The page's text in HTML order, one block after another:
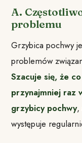
A.
problemu
Grzybica pochwy
problemów
Szacuje się, że
przynajmniej raz
grzybicy pochwy,
występuje